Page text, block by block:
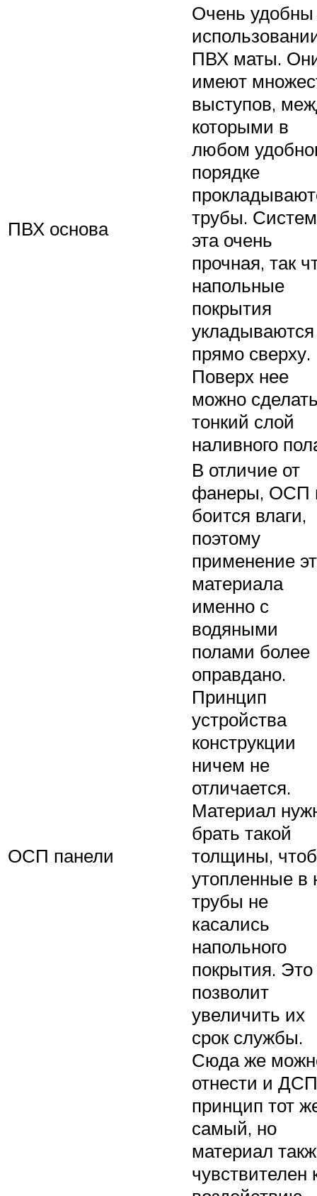
ПВХ основа
Очень удобны
ПВХ маты.
имеют
выступов,
которыми в
любом
порядке
трубы.
эта очень
прочная, так
напольные
покрытия
укладываются
прямо сверху.
Поверх нее
можно
тонкий слой
наливного
ОСП панели
В отличие от
фанеры, ОСП
боится влаги,
поэтому
применение
материала
именно с
водяными
полами более
оправдано.
Принцип
устройства
конструкции
ничем не
отличается.
Материал
брать такой
толщины,
утопленные в
трубы не
касались
напольного
покрытия. Это
позволит
увеличить их
срок службы.
Сюда же
отнести и
принцип тот
самый, но
материал
чувствителен